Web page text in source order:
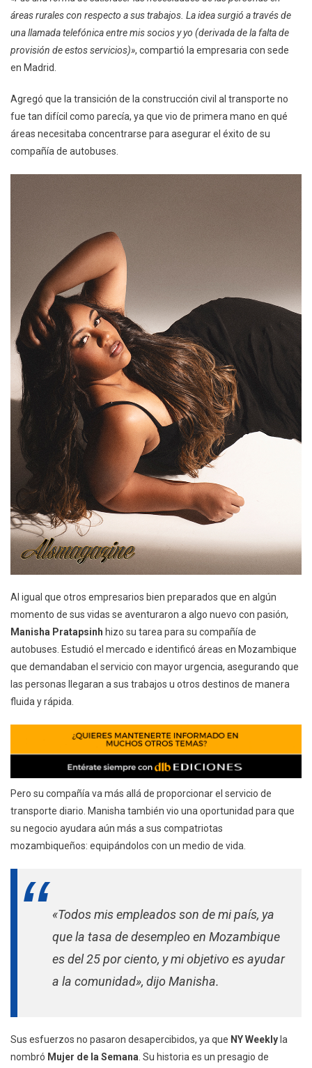
áreas rurales con respecto a sus trabajos. La idea surgió a través de
una llamada telefónica entre mis socios y yo (derivada de la falta de
provisión de estos servicios)», compartió la empresaria con sede
en Madrid.
Agregó que la transición de la construcción civil al transporte no
fue tan difícil como parecía, ya que vio de primera mano en qué
áreas necesitaba concentrarse para asegurar el éxito de su
compañía de autobuses.
Al igual que otros empresarios bien preparados que en algún
momento de sus vidas se aventuraron a algo nuevo con pasión,
Manisha Pratapsinh hizo su tarea para su compañía de
autobuses. Estudió el mercado e identificó áreas en Mozambique
que demandaban el servicio con mayor urgencia, asegurando que
las personas llegaran a sus trabajos u otros destinos de manera
fluida y rápida.
Pero su compañía va más allá de proporcionar el servicio de
transporte diario. Manisha también vio una oportunidad para que
su negocio ayudara aún más a sus compatriotas
mozambiqueños: equipándolos con un medio de vida.
«Todos mis empleados son de mi país, ya
que la tasa de desempleo en Mozambique
es del 25 por ciento, y mi objetivo es ayudar
a la comunidad», dijo Manisha.
Sus esfuerzos no pasaron desapercibidos, ya que NY Weekly la
nombró Mujer de la Semana. Su historia es un presagio de